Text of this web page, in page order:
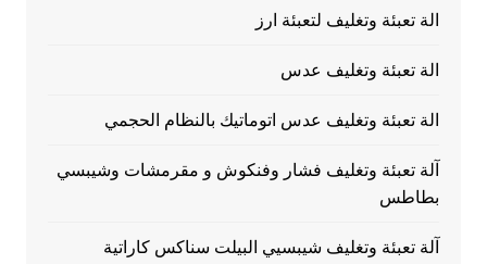
الة تعبئة وتغليف لتعبئة ارز
الة تعبئة وتغليف عدس
الة تعبئة وتغليف عدس اتوماتيك بالنظام الحجمي
آلة تعبئة وتغليف فشار وفنكوش و مقرمشات وشيبسي
بطاطس
آلة تعبئة وتغليف شيبسيي البيلت سناكس كاراتية